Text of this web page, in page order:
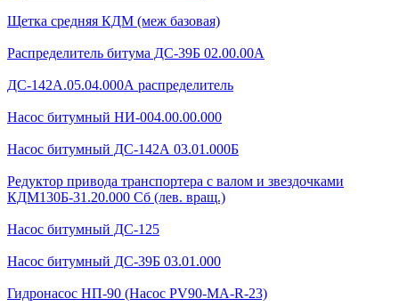
Щетка средняя КДМ (меж базовая)
Распределитель битума ДС-39Б 02.00.00А
ДС-142А.05.04.000А распределитель
Насос битумный НИ-004.00.00.000
Насос битумный ДС-142А 03.01.000Б
Редуктор привода транспортера с валом и звездочками
КДМ130Б-31.20.000 Сб (лев. вращ.)
Насос битумный ДС-125
Насос битумный ДС-39Б 03.01.000
Гидронасос НП-90 (Насос PV90-MA-R-23)